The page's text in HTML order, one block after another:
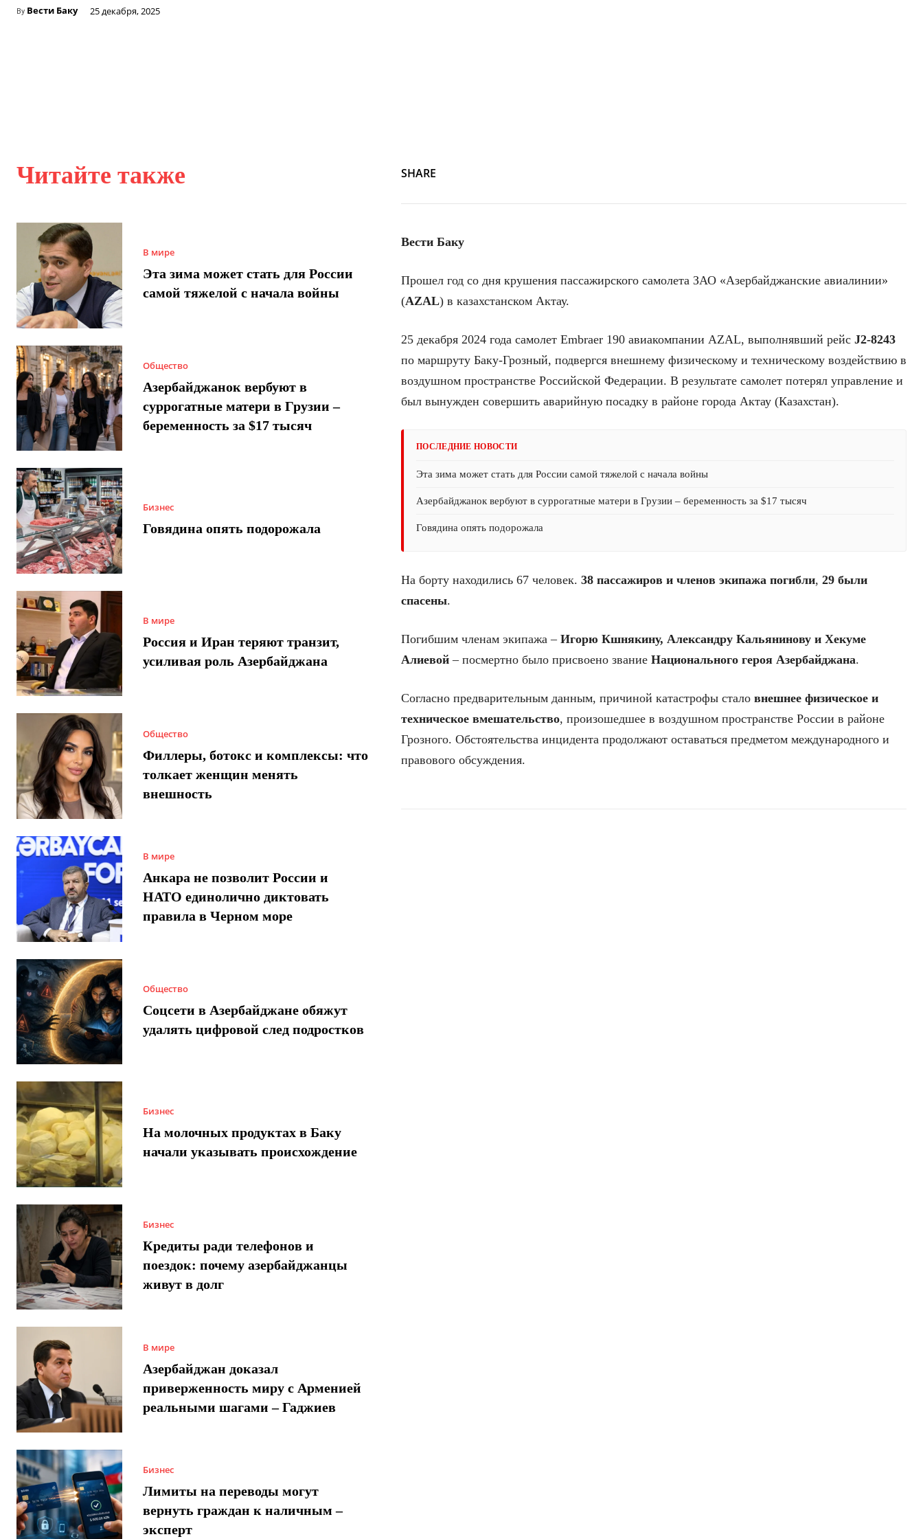
By Вести Баку 25 декабря, 2025
Читайте также
В мире
Эта зима может стать для России
самой тяжелой с начала войны
Общество
Азербайджанок вербуют в
суррогатные матери в Грузии –
беременность за $17 тысяч
Бизнес
Говядина опять подорожала
В мире
Россия и Иран теряют транзит,
усиливая роль Азербайджана
Общество
Филлеры, ботокс и комплексы: что
толкает женщин менять
внешность
В мире
Анкара не позволит России и
НАТО единолично диктовать
правила в Черном море
Общество
Соцсети в Азербайджане обяжут
удалять цифровой след подростков
Бизнес
На молочных продуктах в Баку
начали указывать происхождение
Бизнес
Кредиты ради телефонов и
поездок: почему азербайджанцы
живут в долг
В мире
Азербайджан доказал
приверженность миру с Арменией
реальными шагами – Гаджиев
Бизнес
Лимиты на переводы могут
вернуть граждан к наличным –
эксперт
SHARE
Вести Баку
Прошел год со дня крушения пассажирского самолета ЗАО «Азербайджанские авиалинии»
(AZAL) в казахстанском Актау.
25 декабря 2024 года самолет Embraer 190 авиакомпании AZAL, выполнявший рейс J2-8243
по маршруту Баку-Грозный, подвергся внешнему физическому и техническому воздействию в
воздушном пространстве Российской Федерации. В результате самолет потерял управление и
был вынужден совершить аварийную посадку в районе города Актау (Казахстан).
ПОСЛЕДНИЕ НОВОСТИ
Эта зима может стать для России самой тяжелой с начала войны
Азербайджанок вербуют в суррогатные матери в Грузии – беременность за $17 тысяч
Говядина опять подорожала
На борту находились 67 человек. 38 пассажиров и членов экипажа погибли, 29 были
спасены.
Погибшим членам экипажа – Игорю Кшнякину, Александру Кальянинову и Хекуме
Алиевой – посмертно было присвоено звание Национального героя Азербайджана.
Согласно предварительным данным, причиной катастрофы стало внешнее физическое и
техническое вмешательство, произошедшее в воздушном пространстве России в районе
Грозного. Обстоятельства инцидента продолжают оставаться предметом международного и
правового обсуждения.